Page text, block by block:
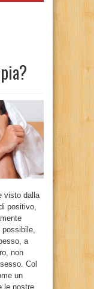
visto dalla
positivo,
possibile,
a
non
Col
un
le nostre